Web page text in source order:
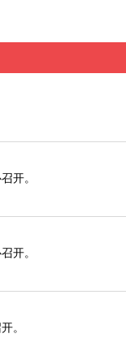
开。
开。
。